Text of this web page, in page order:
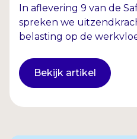
In aflevering 9 van de
spreken we
belasting op de
Bekijk artikel